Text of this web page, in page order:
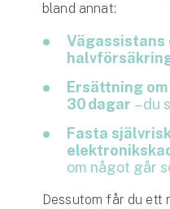
bland annat:
Vägassistans
Ersättning
30 dagar – du
Fasta
om något går
Dessutom får du ett